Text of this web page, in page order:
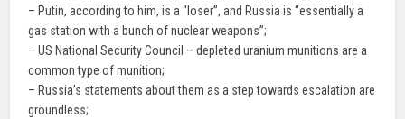
– Putin, according to him, is a “loser”, and Russia is “essentially a
gas station with a bunch of nuclear weapons”;
– US National Security Council – depleted uranium munitions are a
common type of munition;
– Russia’s statements about them as a step towards escalation are
groundless;